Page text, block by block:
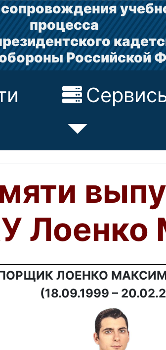
процесса
Российской
Лоенко
ЛОЕНКО
(18.09.1999 –